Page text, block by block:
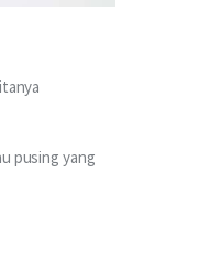
pusing yang